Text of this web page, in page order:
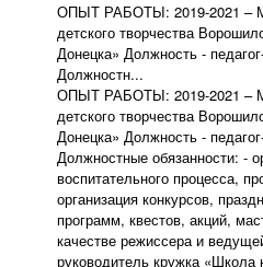
ОПЫТ РАБОТЫ: 2019-2021 –
детского творчества
Донецка» Должность -
Должностн...
ОПЫТ РАБОТЫ: 2019-2021 –
детского творчества
Донецка» Должность -
Должностные обязанности: -
воспитательного процесса,
организация конкурсов,
программ, квестов, акций,
качестве режиссера и
руководитель кружка «Школа